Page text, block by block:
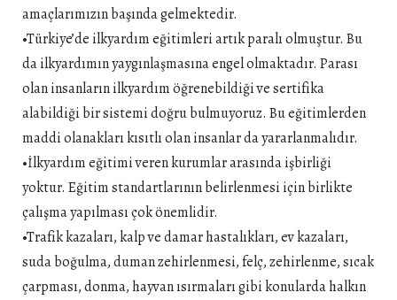
amaçlarımızın başında gelmektedir.
•Türkiye’de ilkyardım eğitimleri artık paralı olmuştur. Bu
da ilkyardımın yaygınlaşmasına engel olmaktadır. Parası
olan insanların ilkyardım öğrenebildiği ve sertifika
alabildiği bir sistemi doğru bulmuyoruz. Bu eğitimlerden
maddi olanakları kısıtlı olan insanlar da yararlanmalıdır.
•İlkyardım eğitimi veren kurumlar arasında işbirliği
yoktur. Eğitim standartlarının belirlenmesi için birlikte
çalışma yapılması çok önemlidir.
•Trafik kazaları, kalp ve damar hastalıkları, ev kazaları,
suda boğulma, duman zehirlenmesi, felç, zehirlenme, sıcak
çarpması, donma, hayvan ısırmaları gibi konularda halkın